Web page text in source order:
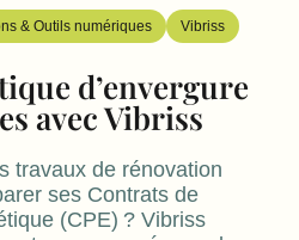
& Outils numériques Vibriss
d’envergure
avec Vibriss
travaux de rénovation
ses Contrats de
(CPE) ? Vibriss